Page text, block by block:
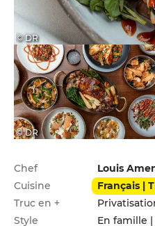
© DR
© DR
Infos
Chef
Louis
Cuisine
Français |
Truc en +
Style
En famille